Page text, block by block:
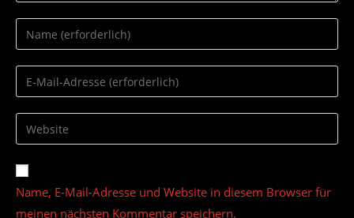
Gib
deinen
Namen
oder
zum
Kommentieren
ein
Gib
deine
E-
Mail-
zum
Kommentieren
ein
Gib
deine
Website-
URL
ein
Name, E-Mail-Adresse und Website in diesem Browser für
meinen nächsten Kommentar speichern.